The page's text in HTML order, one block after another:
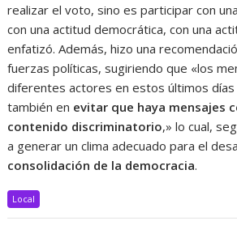
realizar el voto, sino es participar con
con una actitud democrática, con una
enfatizó. Además, hizo una
fuerzas políticas, sugiriendo que «los
diferentes actores en estos últimos
también en evitar que haya mensajes
contenido discriminatorio,» lo cual,
a generar un clima adecuado para el
consolidación de la democracia.
Local